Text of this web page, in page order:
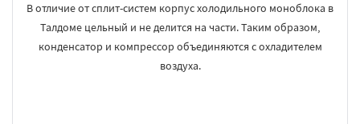
Электрогорск Электросталь
Электроугли Яхрома Андреево
Белоомут Бобров Богородское
Большие Вяземы
Быково
Вербилки
Жилево Загорянский
В отличие от сплит-систем корпус холодильного моноблока в
Талдоме цельный и не делится на части. Таким образом,
конденсатор и компрессор объединяются с охладителем
воздуха.
Даю согласие на обработку персональных данных